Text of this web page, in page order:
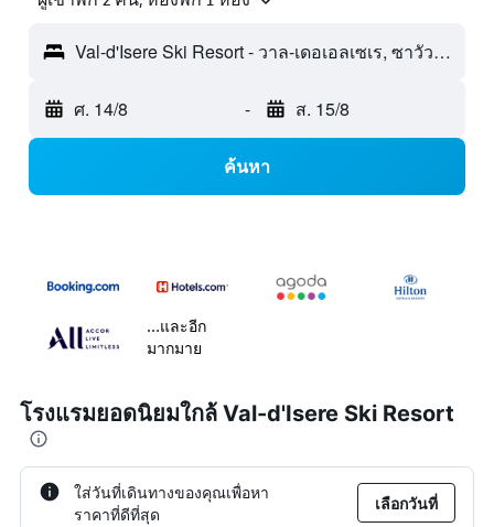
Val-d'Isere Ski Resort - วาล-เดอเอลเซเร, ซาวัว, ฝรั่งเศส
ศ. 14/8 - ส. 15/8
ค้นหา
...และอีก
มากมาย
โรงแรมยอดนิยมใกล้ Val-d'Isere Ski Resort
ใส่วันที่เดินทางของคุณเพื่อหา
ราคาที่ดีที่สุด
เลือกวันที่